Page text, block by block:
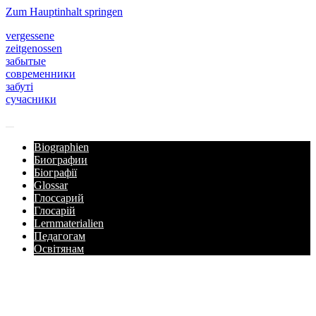
Zum Hauptinhalt springen
vergessene
zeitgenossen
забытые
современники
забуті
сучасники
Biographien
Биографии
Біографії
Glossar
Глоссарий
Глосарій
Lernmaterialien
Педагогам
Освітянам